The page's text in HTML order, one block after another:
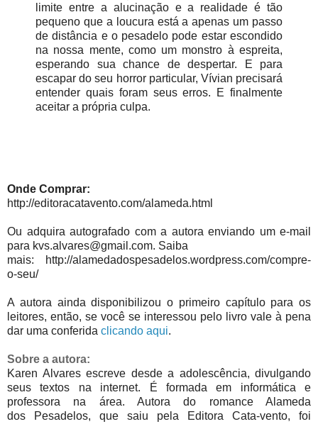
limite entre a alucinação e a realidade é tão
pequeno que a loucura está a apenas um passo
de distância e o pesadelo pode estar escondido
na nossa mente, como um monstro à espreita,
esperando sua chance de despertar. E para
escapar do seu horror particular, Vívian precisará
entender quais foram seus erros. E finalmente
aceitar a própria culpa.
Onde Comprar:
http://editoracatavento.com/alameda.html
Ou adquira autografado com a autora enviando um e-mail
para kvs.alvares@gmail.com. Saiba
mais: http://alamedadospesadelos.wordpress.com/compre-
o-seu/
A autora ainda disponibilizou o primeiro capítulo para os
leitores, então, se você se interessou pelo livro vale à pena
dar uma conferida clicando aqui.
Sobre a autora:
Karen Alvares escreve desde a adolescência, divulgando
seus textos na internet. É formada em informática e
professora na área. Autora do romance Alameda
dos
Pesadelos, que saiu pela Editora Cata-vento, foi